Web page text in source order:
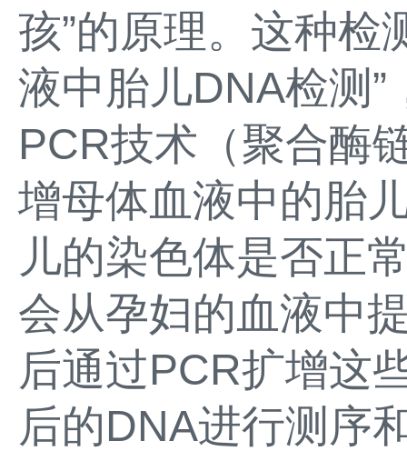
孩”的原理。这种检
液中胎儿DNA检测
PCR技术（聚合酶
增母体血液中的胎
儿的染色体是否正
会从孕妇的血液中
后通过PCR扩增这
后的DNA进行测序